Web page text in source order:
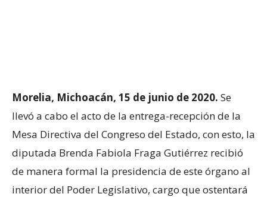
Morelia, Michoacán, 15 de junio de 2020. Se
llevó a cabo el acto de la entrega-recepción de la
Mesa Directiva del Congreso del Estado, con esto, la
diputada Brenda Fabiola Fraga Gutiérrez recibió
de manera formal la presidencia de este órgano al
interior del Poder Legislativo, cargo que ostentará